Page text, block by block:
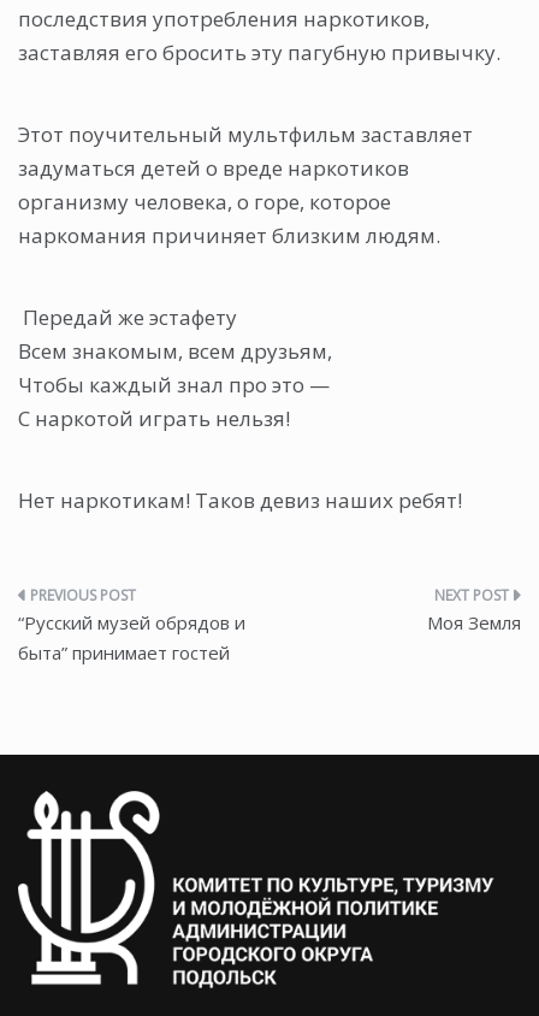
последствия употребления наркотиков,
заставляя его бросить эту пагубную привычку.
Этот поучительный мультфильм заставляет
задуматься детей о вреде наркотиков
организму человека, о горе, которое
наркомания причиняет близким людям.
Передай же эстафету
Всем знакомым, всем друзьям,
Чтобы каждый знал про это —
С наркотой играть нельзя!
Нет наркотикам! Таков девиз наших ребят!
Навигация
по
“Русский музей обрядов и
быта” принимает гостей
Моя Земля